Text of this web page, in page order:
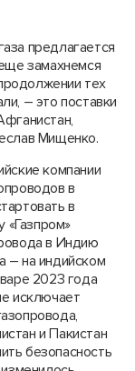
предлагается
замахнемся
тех
– это поставки
Мищенко.
компании
в
в
«Газпром»
в Индию
– на индийском
2023 года
исключает
и Пакистан
безопасность